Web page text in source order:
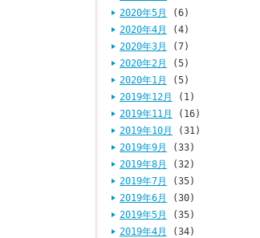
2020年5月
(6)
2020年4月
(4)
2020年3月
(7)
2020年2月
(5)
2020年1月
(5)
2019年12月
(1)
2019年11月
(16)
2019年10月
(31)
2019年9月
(33)
2019年8月
(32)
2019年7月
(35)
2019年6月
(30)
2019年5月
(35)
2019年4月
(34)